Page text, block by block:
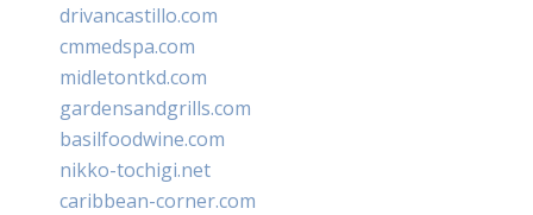
drivancastillo.com
cmmedspa.com
midletontkd.com
gardensandgrills.com
basilfoodwine.com
nikko-tochigi.net
caribbean-corner.com